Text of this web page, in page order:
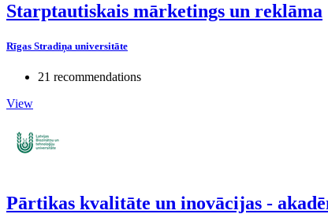
Starptautiskais mārketings un reklāma
Rīgas Stradiņa universitāte
21 recommendations
View
Pārtikas kvalitāte un inovācijas -